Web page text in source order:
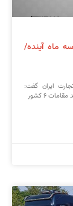
ماه آینده/
ایران گفت:
۶ کشور